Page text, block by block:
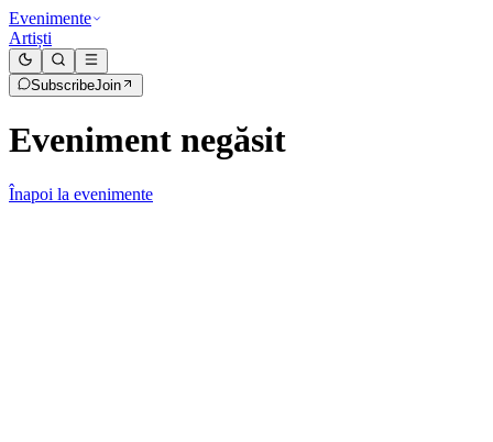
Evenimente
Artiști
SubscribeJoin
Eveniment negăsit
Înapoi la evenimente